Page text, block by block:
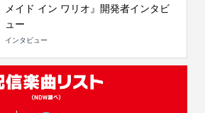
メイド イン ワリオ』開発者インタビ
ュー
インタビュー